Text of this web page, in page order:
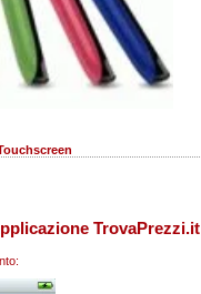
TrovaPrezzi.it